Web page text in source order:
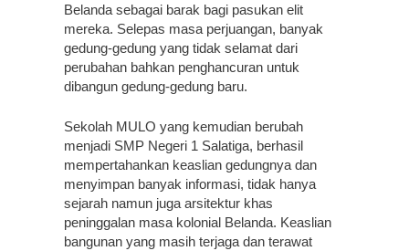
Belanda sebagai barak bagi pasukan elit
mereka. Selepas masa perjuangan, banyak
gedung-gedung yang tidak selamat dari
perubahan bahkan penghancuran untuk
dibangun gedung-gedung baru.
Sekolah MULO yang kemudian berubah
menjadi SMP Negeri 1 Salatiga, berhasil
mempertahankan keaslian gedungnya dan
menyimpan banyak informasi, tidak hanya
sejarah namun juga arsitektur khas
peninggalan masa kolonial Belanda. Keaslian
bangunan yang masih terjaga dan terawat